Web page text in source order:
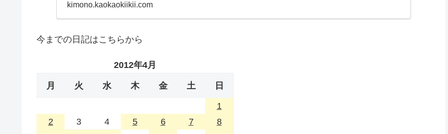
kimono.kaokaokiikii.com
今までの日記はこちらから
2012年4月
月 火 水 木 金 土 日
1
2
3 4 5 6 7
8